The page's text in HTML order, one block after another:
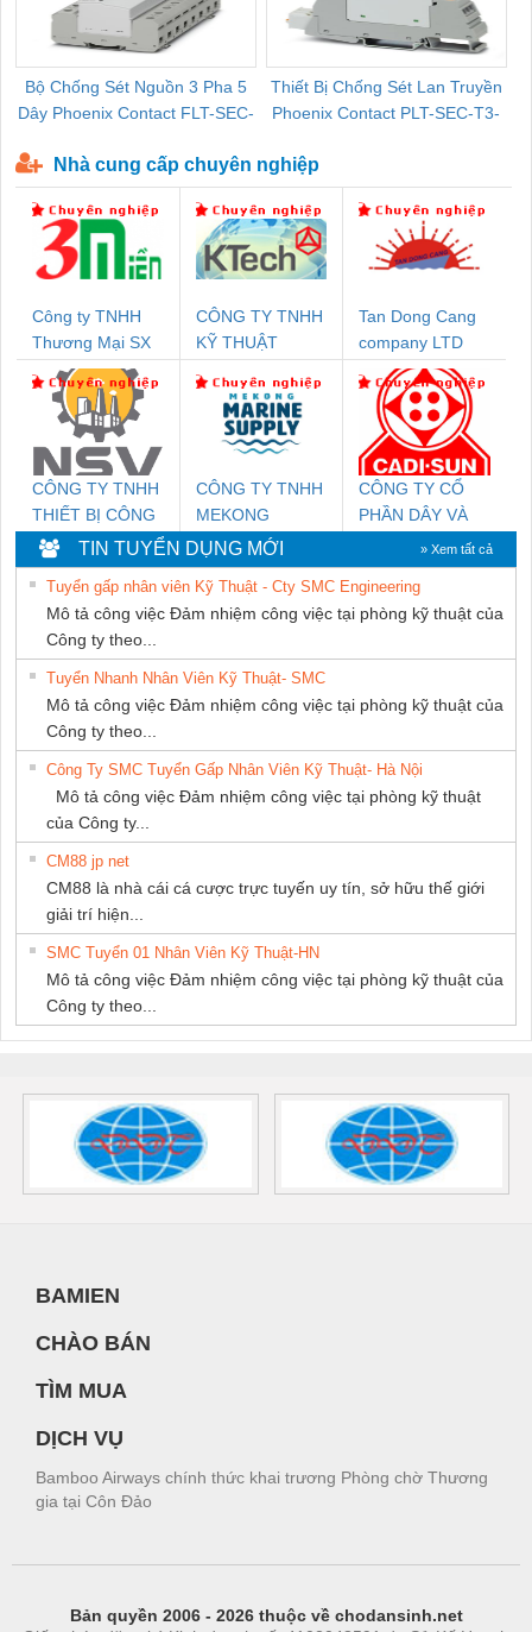
Bộ Chống Sét Nguồn 3 Pha 5
Dây Phoenix Contact FLT-SEC-
Thiết Bị Chống Sét Lan Truyền
Phoenix Contact PLT-SEC-T3-
Nhà cung cấp chuyên nghiệp
Công ty TNHH
Thương Mại SX
Ba Miền
CÔNG TY TNHH
KỸ THUẬT
NAM
Tan Dong Cang
company LTD
CÔNG TY TNHH
THIẾT BỊ CÔNG
NGHIỆP NIHON
SETSUBI VIỆT
NAM
CÔNG TY TNHH
MEKONG
MARINE
SUPPLY
CÔNG TY CỔ
PHẦN DÂY VÀ
CÁP ĐIỆN
THƯỢNG ĐÌNH
TIN TUYỂN DỤNG MỚI » Xem tất cả
Tuyển gấp nhân viên Kỹ Thuật - Cty SMC Engineering
Mô tả công việc Đảm nhiệm công việc tại phòng kỹ thuật của
Công ty theo...
Tuyển Nhanh Nhân Viên Kỹ Thuật- SMC
Mô tả công việc Đảm nhiệm công việc tại phòng kỹ thuật của
Công ty theo...
Công Ty SMC Tuyển Gấp Nhân Viên Kỹ Thuật- Hà Nội
Mô tả công việc Đảm nhiệm công việc tại phòng kỹ thuật
của Công ty...
CM88 jp net
CM88 là nhà cái cá cược trực tuyến uy tín, sở hữu thế giới
giải trí hiện...
SMC Tuyển 01 Nhân Viên Kỹ Thuật-HN
Mô tả công việc Đảm nhiệm công việc tại phòng kỹ thuật của
Công ty theo...
BAMIEN
CHÀO BÁN
TÌM MUA
DỊCH VỤ
Bamboo Airways chính thức khai trương Phòng chờ Thương
gia tại Côn Đảo
Bản quyền 2006 - 2026 thuộc về chodansinh.net